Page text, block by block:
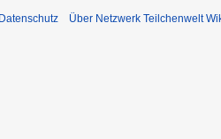
Datenschutz Über Netzwerk Teilchenwelt